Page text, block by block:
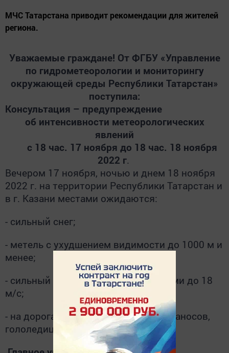
МЧС Татарстана приводит рекомендации для жителей
региона.
Уважаемые граждане! От ФГБУ «Управление
по гидрометеорологии и мониторингу
окружающей среды Республики Татарстан»
поступила:
Консультация – предупреждение
об интенсивности метеорологических
явлений
с 18 час. 17 ноября до 18 час. 18 ноября
2022 г.
Вечером 17 ноября, ночью и днем 18 ноября
2022 г. на территории Республики Татарстан и
в г. Казани местами ожидаются:
- сильный снег;
- метель с ухудшением видимости до 1000 м и
менее;
- сильный восточный ветер порывами до 18
м/с;
- на дорогах образование снежных заносов,
гололедица.